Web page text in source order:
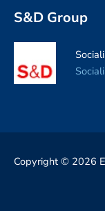
S&D Group
Copyright © 2026